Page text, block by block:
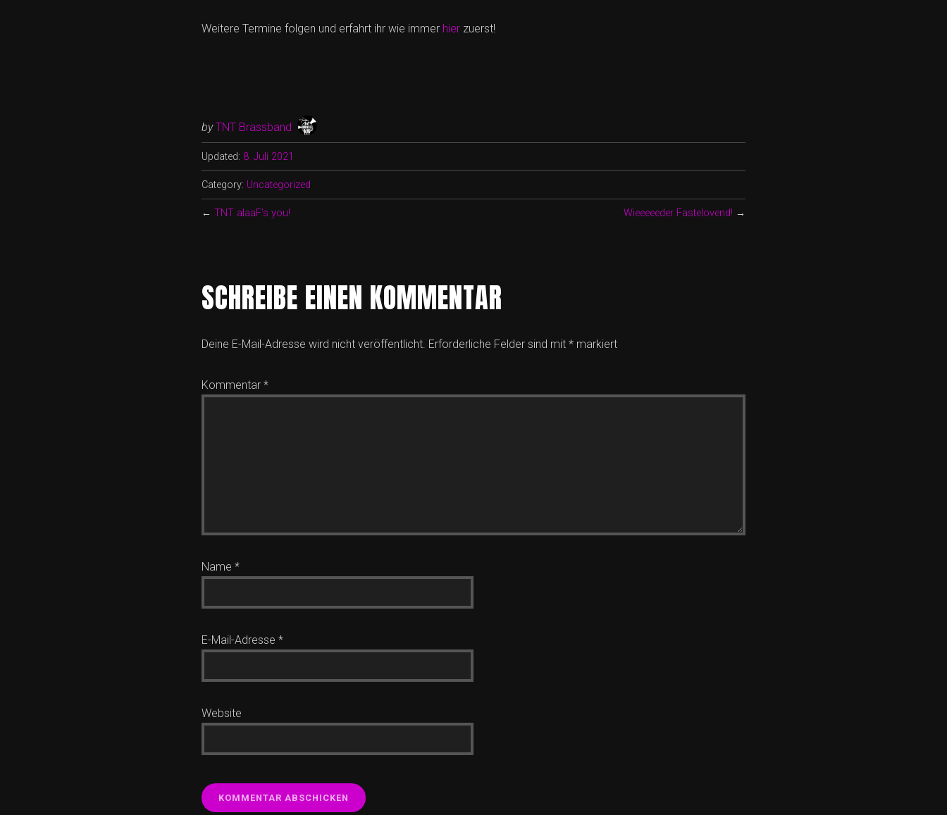
Weitere Termine folgen und erfahrt ihr wie immer hier zuerst!
by TNT Brassband
Updated: 8. Juli 2021
Category: Uncategorized
← TNT alaaF’s you! Wieeeeeder Fastelovend! →
SCHREIBE EINEN KOMMENTAR
Deine E-Mail-Adresse wird nicht veröffentlicht. Erforderliche Felder sind mit * markiert
Kommentar *
Name *
E-Mail-Adresse *
Website